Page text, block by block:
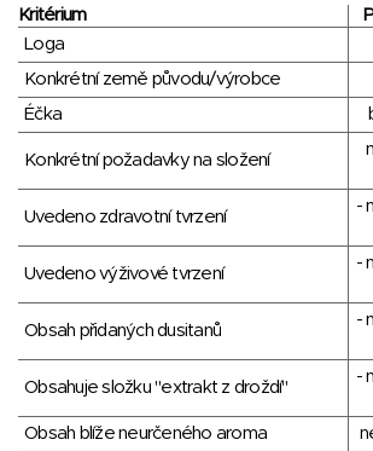
Kritérium
Loga
Konkrétní země původu/výrobce
Éčka
Konkrétní požadavky na složení
Uvedeno zdravotní tvrzení
-
Uvedeno výživové tvrzení
-
Obsah přidaných dusitanů
-
Obsahuje složku "extrakt z droždí"
-
Obsah blíže neurčeného aroma